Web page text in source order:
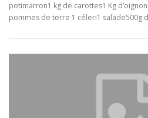
potimarron1 kg de carottes1 Kg
pommes de terre 1 céleri1 salade500g